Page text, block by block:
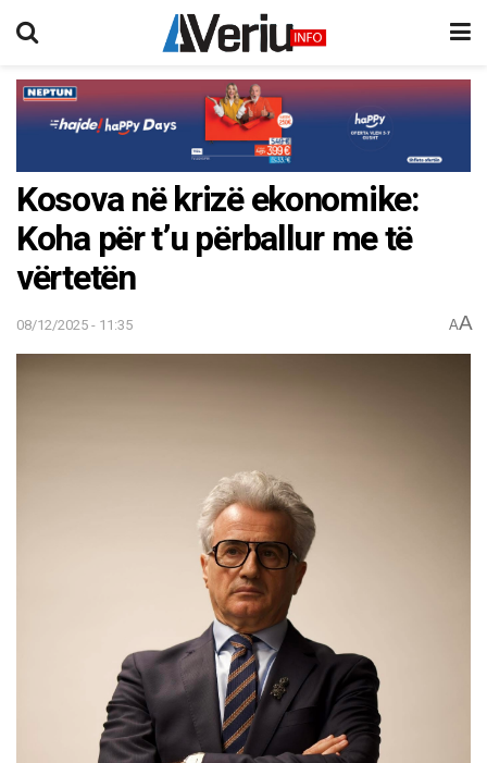
Kosova në krizë ekonomike:
Koha për t’u përballur me të
vërtetën
08/12/2025 - 11:35 AA